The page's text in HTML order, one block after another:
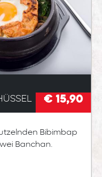
€ 15,90
Bibimbap
Banchan.